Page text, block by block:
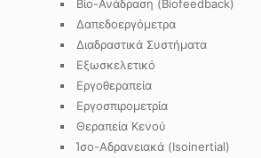
Βίο-Ανάδραση (Biofeedback)
Δαπεδοεργόμετρα
Διαδραστικά Συστήματα
Εξωσκελετικό
Εργοθεραπεία
Εργοσπιρομετρία
Θεραπεία Κενού
Ίσο-Αδρανειακά (Isoinertial)